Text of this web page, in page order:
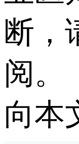
断，
阅。
向本